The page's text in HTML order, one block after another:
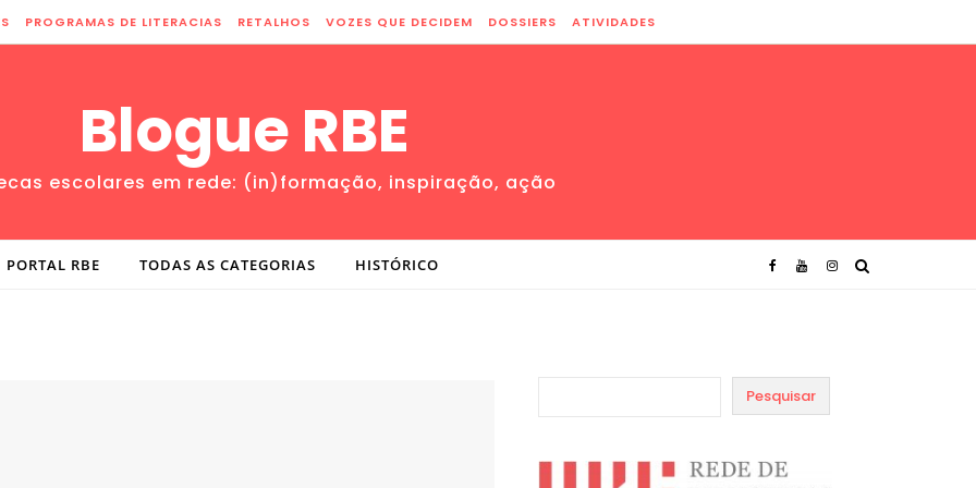
PROGRAMAS DE LITERACIAS RETALHOS VOZES QUE DECIDEM DOSSIERS ATIVIDADES
Blogue RBE
escolares em rede: (in)formação, inspiração, ação
PORTAL RBE TODAS AS CATEGORIAS HISTÓRICO
Pesquisar